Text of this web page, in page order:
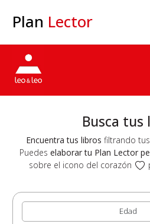
Plan Lector
Busca tus
Encuentra tus libros filtrando
Puedes elaborar tu Plan Lector
sobre el icono del corazón
Edad